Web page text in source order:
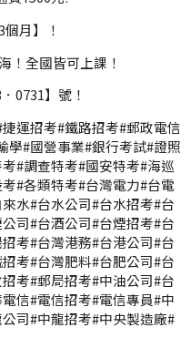
月】！
全國皆可上課！
0731】號！
運招考#鐵路招考#郵政電信
學#國營事業#銀行考試#證照
#調查特考#國安特考#海巡
#各類特考#台灣電力#台電
水#台水公司#台水招考#台
司#台酒公司#台煙招考#台
考#台灣港務#台港公司#台
考#台灣肥料#台肥公司#台
考#郵局招考#中油公司#台
信#電信招考#電信專員#中
司#中龍招考#中央製造廠#